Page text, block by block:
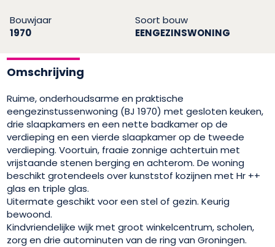
Bouwjaar
1970
Soort bouw
EENGEZINSWONING
Omschrijving
Ruime, onderhoudsarme en praktische
eengezinstussenwoning (BJ 1970) met gesloten keuken,
drie slaapkamers en een nette badkamer op de
verdieping en een vierde slaapkamer op de tweede
verdieping. Voortuin, fraaie zonnige achtertuin met
vrijstaande stenen berging en achterom. De woning
beschikt grotendeels over kunststof kozijnen met Hr ++
glas en triple glas.
Uitermate geschikt voor een stel of gezin. Keurig
bewoond.
Kindvriendelijke wijk met groot winkelcentrum, scholen,
zorg en drie autominuten van de ring van Groningen.